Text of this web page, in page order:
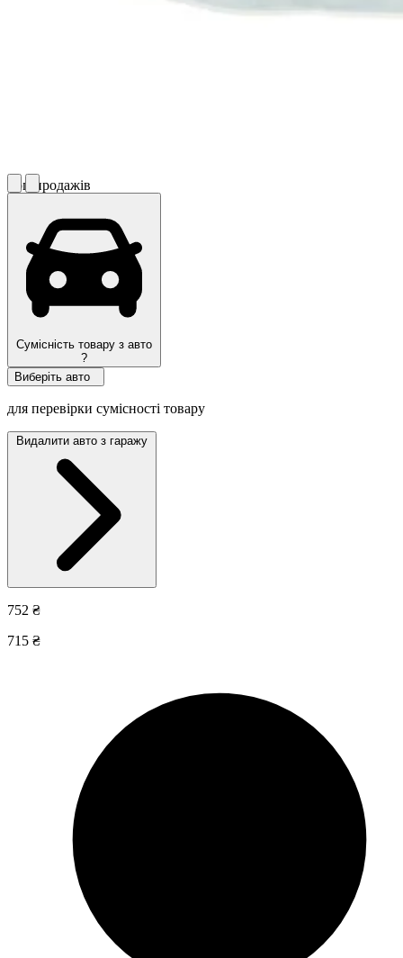
Топ продажів
Сумісність товару з авто
?
Виберіть авто
для перевірки сумісності товару
Видалити авто з гаражу
752 ₴
715 ₴